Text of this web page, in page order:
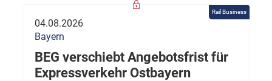
Rail Business
04.08.2026
Bayern
BEG verschiebt Angebotsfrist für
Expressverkehr Ostbayern